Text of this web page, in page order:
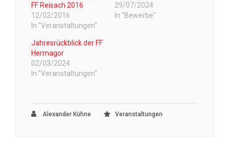
FF Reisach 2016
12/02/2016
In "Veranstaltungen"
29/07/2024
In "Bewerbe"
Jahresrückblick der FF
Hermagor
02/03/2024
In "Veranstaltungen"
Alexander Kühne Veranstaltungen